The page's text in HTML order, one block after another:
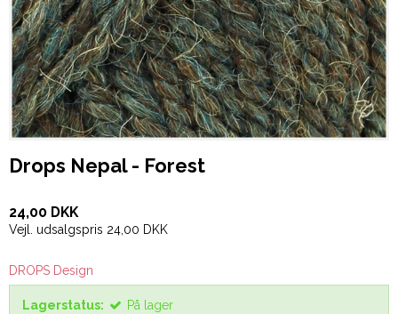
Drops Nepal - Forest
24,00 DKK
Vejl. udsalgspris 24,00 DKK
DROPS Design
Lagerstatus: På lager